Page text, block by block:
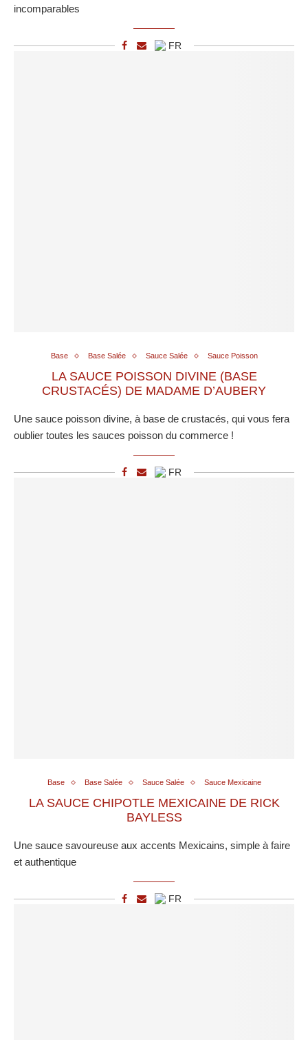
incomparables
FR
Base Base Salée Sauce Salée Sauce Poisson
LA SAUCE POISSON DIVINE (BASE
CRUSTACÉS) DE MADAME D’AUBERY
Une sauce poisson divine, à base de crustacés, qui vous fera
oublier toutes les sauces poisson du commerce !
FR
Base Base Salée Sauce Salée Sauce Mexicaine
LA SAUCE CHIPOTLE MEXICAINE DE RICK
BAYLESS
Une sauce savoureuse aux accents Mexicains, simple à faire
et authentique
FR